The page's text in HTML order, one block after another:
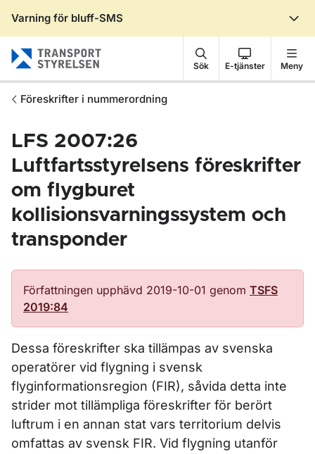
Varning för bluff-SMS
Sök E-tjänster Meny
Föreskrifter i nummerordning
LFS 2007:26
Luftfartsstyrelsens föreskrifter
om flygburet
kollisionsvarningssystem och
transponder
Författningen upphävd 2019-10-01 genom TSFS
2019:84
Dessa föreskrifter ska tillämpas av svenska
operatörer vid flygning i svensk
flyginformationsregion (FIR), såvida detta inte
strider mot tillämpliga föreskrifter för berört
luftrum i en annan stat vars territorium delvis
omfattas av svensk FIR. Vid flygning utanför